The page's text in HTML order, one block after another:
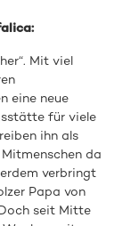
Mit viel
eine neue
für viele
ihn als
da
verbringt
Papa von
seit Mitte